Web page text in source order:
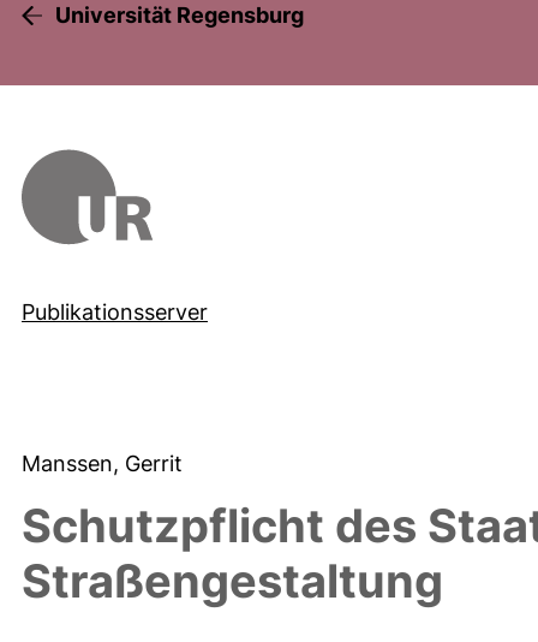
Universität Regensburg
Publikationsserver
Manssen, Gerrit
Schutzpflicht des
Straßengestaltung